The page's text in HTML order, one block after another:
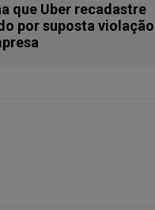
que Uber recadastre
por suposta violação